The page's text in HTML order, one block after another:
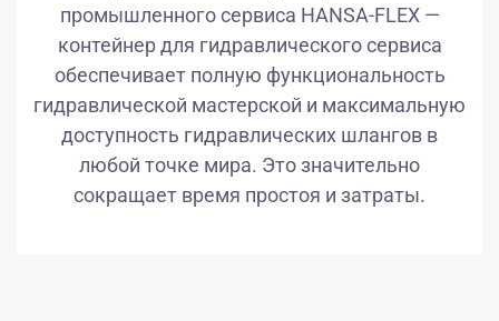
промышленного сервиса HANSA-FLEX —
контейнер для гидравлического сервиса
обеспечивает полную функциональность
гидравлической мастерской и максимальную
доступность гидравлических шлангов в
любой точке мира. Это значительно
сокращает время простоя и затраты.